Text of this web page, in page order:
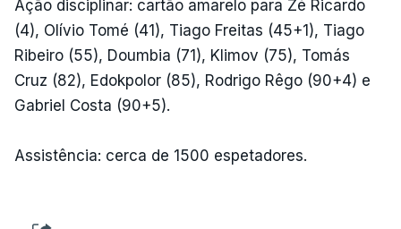
Ação disciplinar: cartão amarelo para Zé Ricardo
(4), Olívio Tomé (41), Tiago Freitas (45+1), Tiago
Ribeiro (55), Doumbia (71), Klimov (75), Tomás
Cruz (82), Edokpolor (85), Rodrigo Rêgo (90+4) e
Gabriel Costa (90+5).
Assistência: cerca de 1500 espetadores.